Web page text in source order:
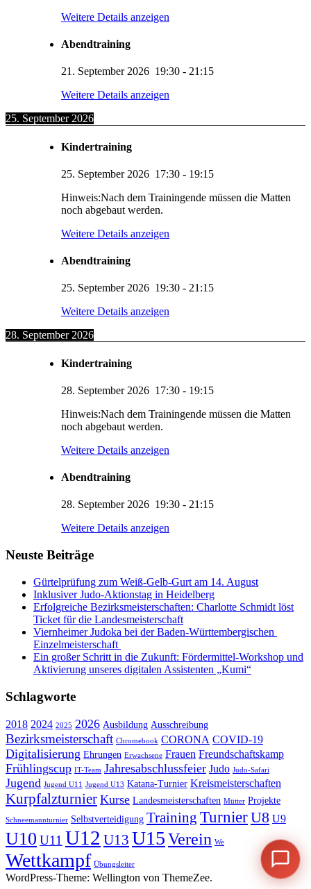
Weitere Details anzeigen
Abendtraining
21. September 2026 19:30 - 21:15
Weitere Details anzeigen
25. September 2026
Kindertraining
25. September 2026 17:30 - 19:15
Hinweis:Nach dem Trainingende müssen die Matten
noch abgebaut werden.
Weitere Details anzeigen
Abendtraining
25. September 2026 19:30 - 21:15
Weitere Details anzeigen
28. September 2026
Kindertraining
28. September 2026 17:30 - 19:15
Hinweis:Nach dem Trainingende müssen die Matten
noch abgebaut werden.
Weitere Details anzeigen
Abendtraining
28. September 2026 19:30 - 21:15
Weitere Details anzeigen
Neuste Beiträge
Gürtelprüfung zum Weiß-Gelb-Gurt am 14. August
Inklusiver Judo-Aktionstag in Heidelberg
Erfolgreiche Bezirksmeisterschaften: Charlotte Schmidt löst
Ticket für die Landesmeisterschaft
Viernheimer Judoka bei der Baden-Württembergischen
Einzelmeisterschaft
Ein großer Schritt in die Zukunft: Fördermittel-Workshop und
Aktivierung unseres digitalen Assistenten „Kumi“
Schlagworte
2018 2024 2025 2026 Ausbildung Ausschreibung
Bezirksmeisterschaft Chromebook CORONA COVID-19
Digitalisierung Ehrungen Erwachsene Frauen Freundschaftskamp
Frühlingscup IT-Team Jahresabschlussfeier Judo Judo-Safari
Jugend Jugend U11 Jugend U13 Katana-Turnier Kreismeisterschaften
Kurpfalzturnier Kurse Landesmeisterschaften Mütter Projekte
Schneemannturnier Selbstverteidigung Training TurnierU8 U9
U10 U11 U12 U13 U15Verein We
Wettkampf Übungsleiter
WordPress-Theme: Wellington von ThemeZee.
KUMI – Dein KI-Assistent
1. Viernheimer Judo-Club e.V.